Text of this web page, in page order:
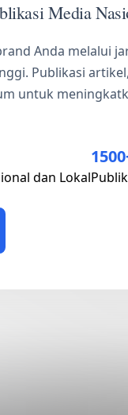
Media
Anda melalui
Publikasi
untuk
dan Lokal